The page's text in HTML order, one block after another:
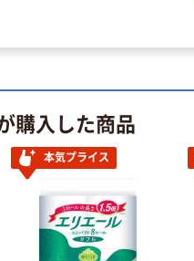
購入した商品
本気プライス